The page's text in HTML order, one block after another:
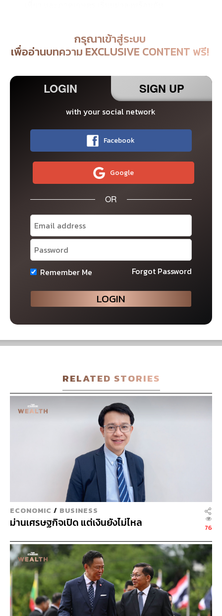
กรุณาเข้าสู่ระบบ
เพื่ออ่านบทความ EXCLUSIVE CONTENT ฟรี!
LOGIN SIGN UP
with your social network
Facebook
Google
OR
Remember Me Forgot Password
RELATED STORIES
ECONOMIC / BUSINESS
ม่านเศรษฐกิจเปิด แต่เงินยังไม่ไหล 76